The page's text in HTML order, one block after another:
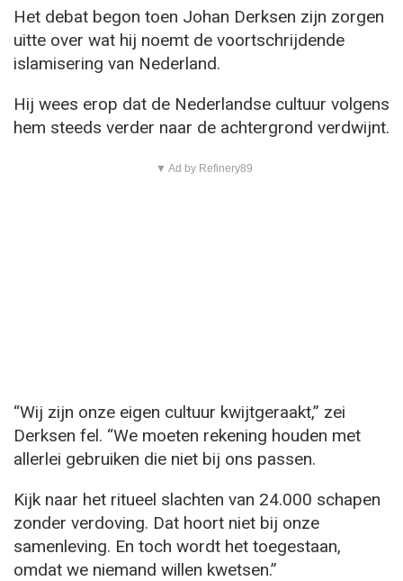
Het debat begon toen Johan Derksen zijn zorgen
uitte over wat hij noemt de voortschrijdende
islamisering van Nederland.
Hij wees erop dat de Nederlandse cultuur volgens
hem steeds verder naar de achtergrond verdwijnt.
▼ Ad by Refinery89
“Wij zijn onze eigen cultuur kwijtgeraakt,” zei
Derksen fel. “We moeten rekening houden met
allerlei gebruiken die niet bij ons passen.
Kijk naar het ritueel slachten van 24.000 schapen
zonder verdoving. Dat hoort niet bij onze
samenleving. En toch wordt het toegestaan,
omdat we niemand willen kwetsen.”